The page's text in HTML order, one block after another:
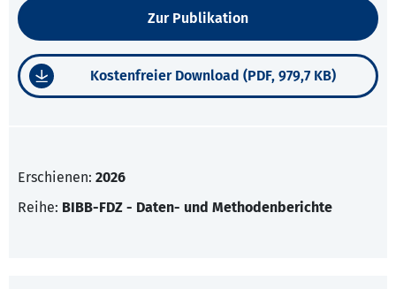
Zur Publikation
Kostenfreier Download (PDF, 979,7 KB)
Erschienen: 2026
Reihe: BIBB-FDZ - Daten- und Methodenberichte